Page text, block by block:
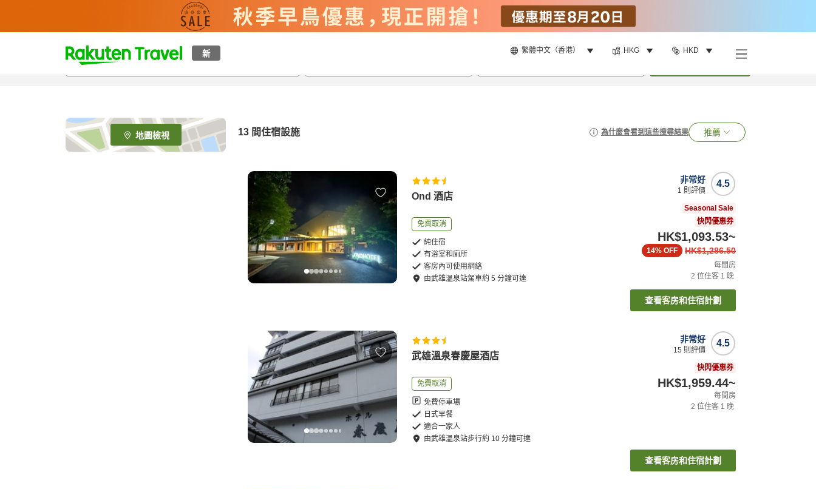
新 繁體中文（香港） HKG HKD
t
p
e
_
s
地圖檢視 13 間住宿設施 為什麼會看到這些搜尋結果 推薦
Ond 酒店
免費取消
純住宿
有浴室和廁所
客房內可使用網絡
由武雄温泉站駕車約5 分鐘可達
4.5
非常好
1 則評價
Seasonal Sale
快閃優惠券
HK$1,093.53~
HK$1,286.50
14% OFF
每間房
2 位住客 1 晚
查看客房和住宿計劃
武雄溫泉春慶屋酒店
免費取消
免費停車場
日式早餐
適合一家人
由武雄温泉站步行約 10 分鐘可達
4.5
非常好
15 則評價
快閃優惠券
HK$1,959.44~
每間房
2 位住客 1 晚
查看客房和住宿計劃